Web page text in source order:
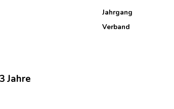
Jahrgang
Verband
Jahre